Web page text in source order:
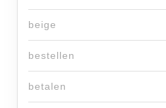
beige
bestellen
betalen